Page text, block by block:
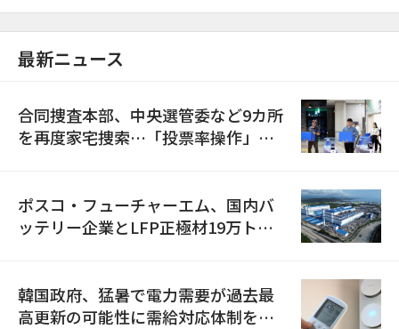
最新ニュース
合同捜査本部、中央選管委など9カ所
を再度家宅捜索…「投票率操作」の
ポスコ・フューチャーエム、国内バ
ッテリー企業とLFP正極材19万トン
韓国政府、猛暑で電力需要が過去最
高更新の可能性に需給対応体制を点